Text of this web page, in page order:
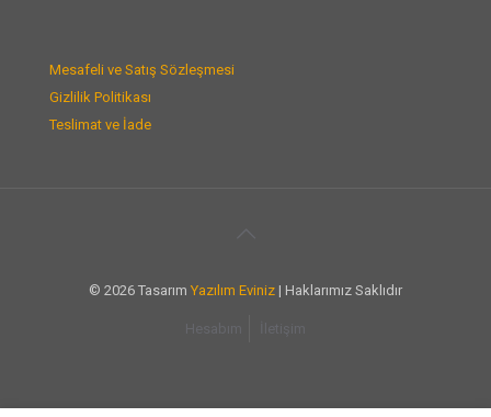
Mesafeli ve Satış Sözleşmesi
Gizlilik Politikası
Teslimat ve İade
© 2026 Tasarım Yazılım Eviniz | Haklarımız Saklıdır
Hesabım İletişim